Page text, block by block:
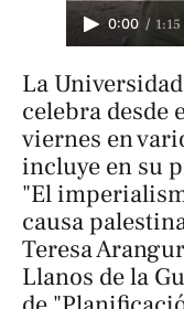
0:00 / 1:15
La
celebra desde
viernes en
incluye en su
"El
causa
Teresa
Llanos de la